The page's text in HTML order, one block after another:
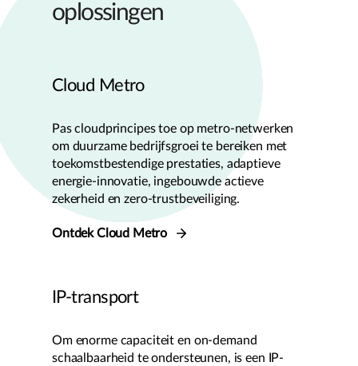
oplossingen
Cloud Metro
Pas cloudprincipes toe op metro-netwerken
om duurzame bedrijfsgroei te bereiken met
toekomstbestendige prestaties, adaptieve
energie-innovatie, ingebouwde actieve
zekerheid en zero-trustbeveiliging.
Ontdek Cloud Metro
IP-transport
Om enorme capaciteit en on-demand
schaalbaarheid te ondersteunen, is een IP-